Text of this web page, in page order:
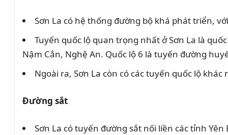
Sơn La có hệ thống đường bộ khá phát triển,
Tuyến quốc lộ quan trọng nhất ở Sơn La là
Nậm Cắn, Nghệ An. Quốc lộ 6 là tuyến đường
Ngoài ra, Sơn La còn có các tuyến quốc lộ
Đường sắt
Sơn La có tuyến đường sắt nối liền các tỉnh